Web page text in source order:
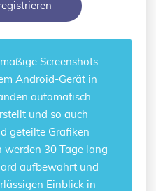
Screenshots –
Android-Gerät in
automatisch
und so auch
geteilte Grafiken
werden 30 Tage lang
aufbewahrt und
Einblick in